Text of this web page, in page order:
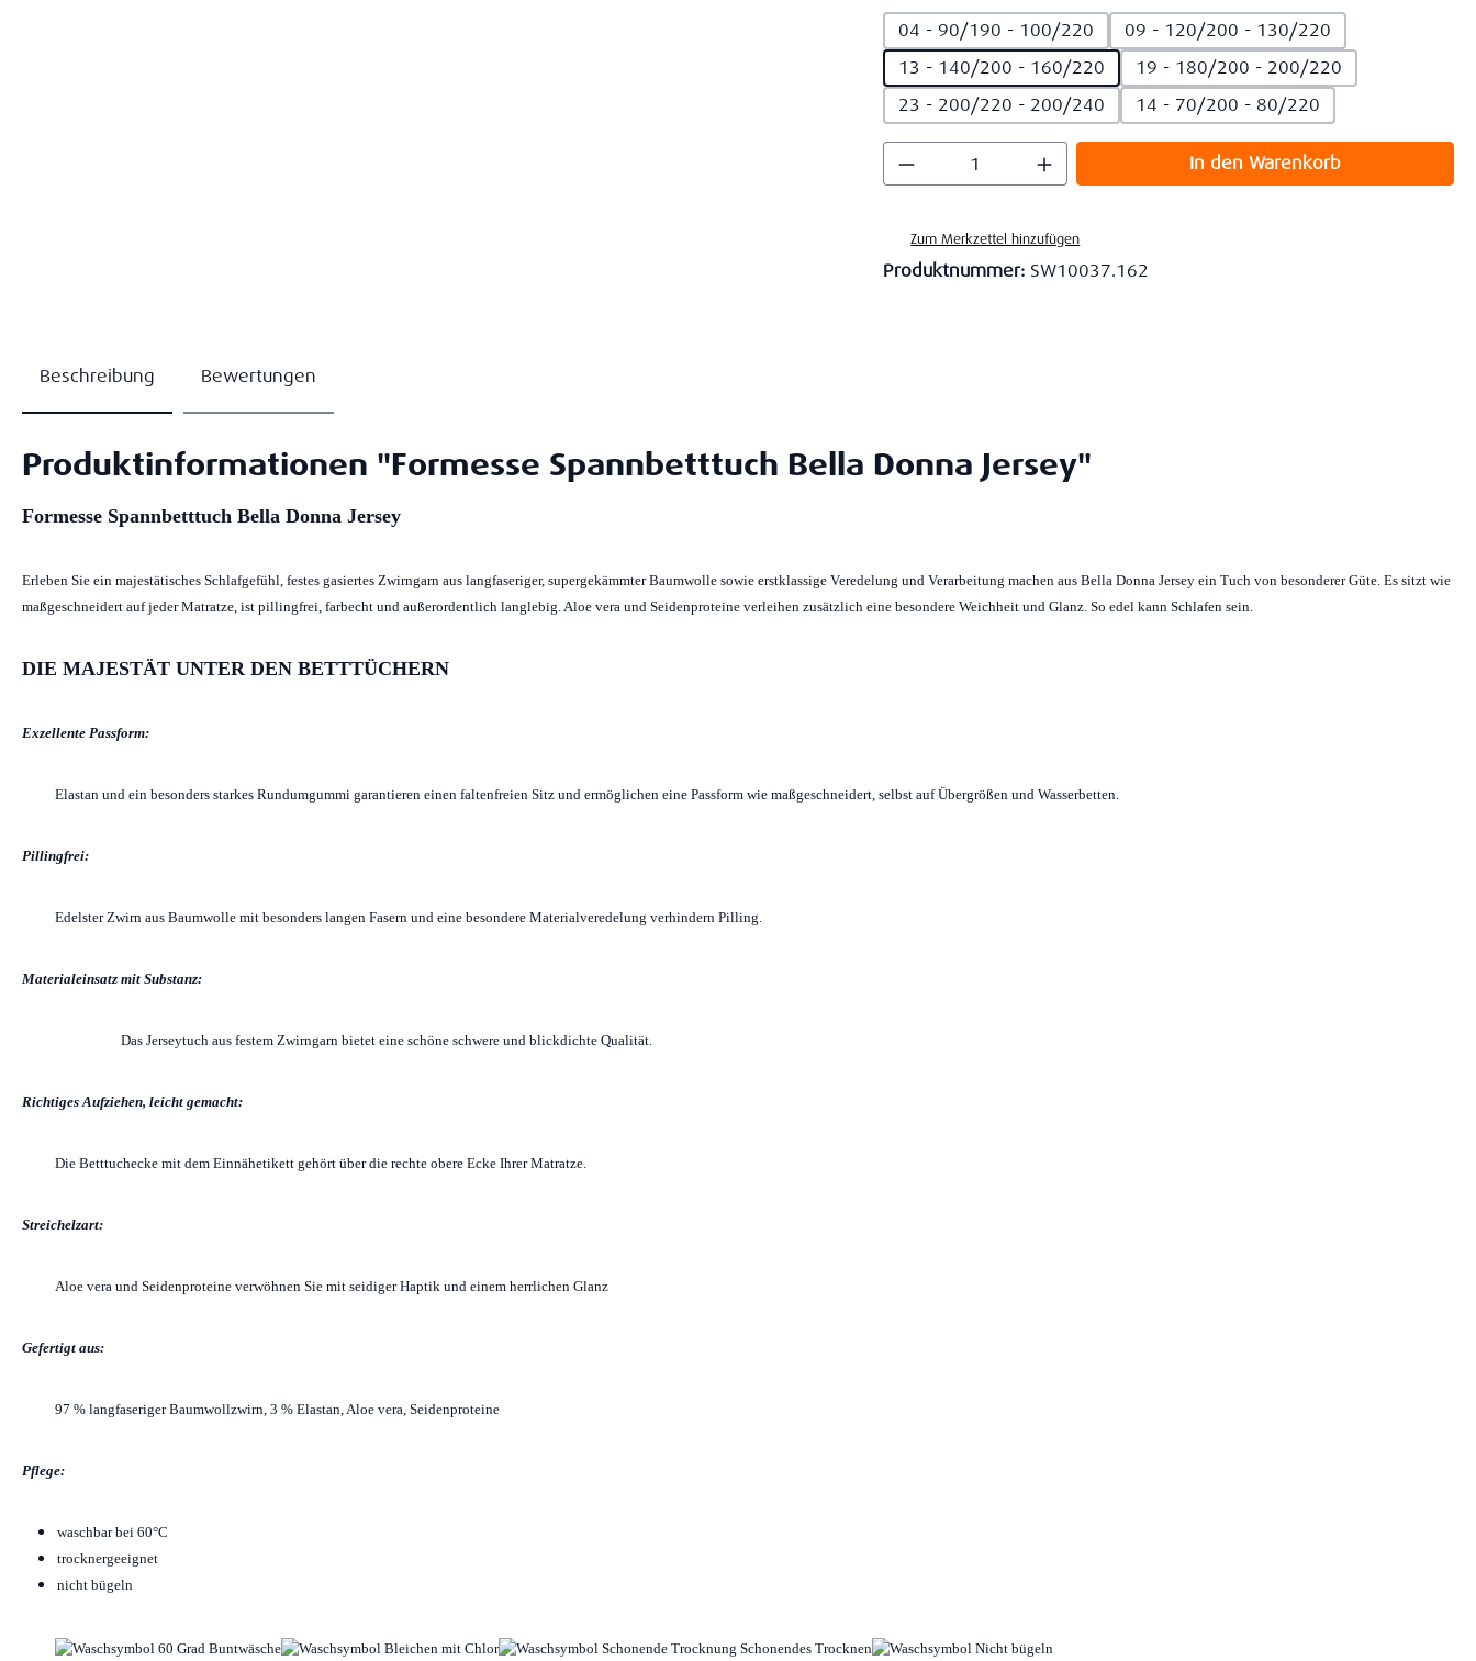
04 - 90/190 - 100/220
09 - 120/200 - 130/220
13 - 140/200 - 160/220
19 - 180/200 - 200/220
23 - 200/220 - 200/240
14 - 70/200 - 80/220
Produkt Anzahl: Gib den gewünschten Wert
In den Warenkorb
Zum Merkzettel hinzufügen
Produktnummer: SW10037.162
Beschreibung Bewertungen
Produktinformationen "Formesse Spannbetttuch Bella Donna Jersey"
Formesse Spannbetttuch Bella Donna Jersey
Erleben Sie ein majestätisches Schlafgefühl, festes gasiertes Zwirngarn aus langfaseriger, supergekämmter Baumwolle sowie erstklassige Veredelung und Verarbeitung machen aus Bella Donna Jersey ein Tuch von besonderer Güte. Es sitzt wie
maßgeschneidert auf jeder Matratze, ist pillingfrei, farbecht und außerordentlich langlebig. Aloe vera und Seidenproteine verleihen zusätzlich eine besondere Weichheit und Glanz. So edel kann Schlafen sein.
DIE MAJESTÄT UNTER DEN BETTTÜCHERN
Exzellente Passform:
Elastan und ein besonders starkes Rundumgummi garantieren einen faltenfreien Sitz und ermöglichen eine Passform wie maßgeschneidert, selbst auf Übergrößen und Wasserbetten.
Pillingfrei:
Edelster Zwirn aus Baumwolle mit besonders langen Fasern und eine besondere Materialveredelung verhindern Pilling.
Materialeinsatz mit Substanz:
Das Jerseytuch aus festem Zwirngarn bietet eine schöne schwere und blickdichte Qualität.
Richtiges Aufziehen, leicht gemacht:
Die Betttuchecke mit dem Einnähetikett gehört über die rechte obere Ecke Ihrer Matratze.
Streichelzart:
Aloe vera und Seidenproteine verwöhnen Sie mit seidiger Haptik und einem herrlichen Glanz
Gefertigt aus:
97 % langfaseriger Baumwollzwirn, 3 % Elastan, Aloe vera, Seidenproteine
Pflege:
waschbar bei 60°C
trocknergeeignet
nicht bügeln